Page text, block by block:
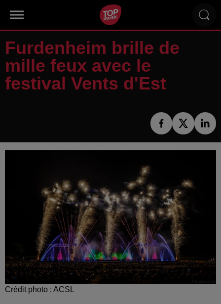
Furdenheim brille de
mille feux avec le
festival Vents d'Est
Crédit photo : ACSL